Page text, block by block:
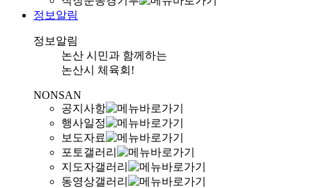
정보알림
정보알림
논산 시민과 함께하는
논산시 체육회!
NONSAN
공지사항
행사일정
보도자료
포토갤러리
지도자갤러리
동영상갤러리